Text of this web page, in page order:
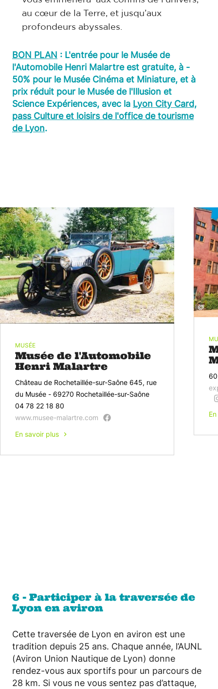
au cœur de la Terre, et jusqu’aux
profondeurs abyssales.
BON PLAN : L'entrée pour le Musée de
l'Automobile Henri Malartre est gratuite, à -
50% pour le Musée Cinéma et Miniature, et à
prix réduit pour le Musée de l'Illusion et
Science Expériences, avec la Lyon City Card,
pass Culture et loisirs de l'office de tourisme
de Lyon.
©
MUSÉE
Musée de l'Automobile
Henri Malartre
Château de Rochetaillée-sur-Saône 645, rue
du Musée - 69270 Rochetaillée-sur-Saône
04 78 22 18 80
www.musee-malartre.com
En savoir plus
©
6 - Participer à la traversée de
Lyon en aviron
Cette traversée de Lyon en aviron est une
tradition depuis 25 ans. Chaque année, l’AUNL
(Aviron Union Nautique de Lyon) donne
rendez-vous aux sportifs pour un parcours de
28 km. Si vous ne vous sentez pas d’attaque,